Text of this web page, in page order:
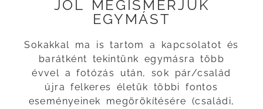
JÓL MEGISMERJÜK
EGYMÁST
Sokakkal ma is tartom a kapcsolatot és
barátként tekintünk egymásra több
évvel a fotózás után, sok pár/család
újra felkeres életük többi fontos
eseményeinek megörökítésére (családi,